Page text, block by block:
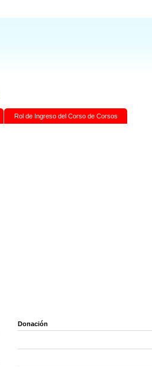
Rol de Ingreso del Corso de Corsos
Donación